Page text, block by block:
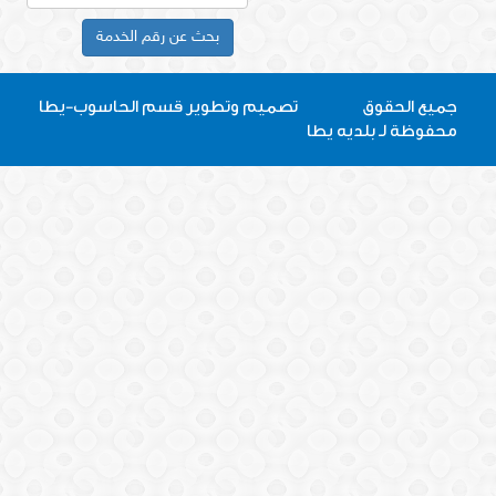
بحث عن رقم الخدمة
تصميم وتطوير قسم الحاسوب-يطا
جميع الحقوق
محفوظة لـ بلديه يطا